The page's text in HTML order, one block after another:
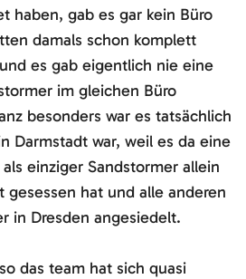
haben, gab es gar kein Büro
damals schon komplett
es gab eigentlich nie eine
im gleichen Büro
besonders war es tatsächlich
Darmstadt war, weil es da eine
einziger Sandstormer allein
gesessen hat und alle anderen
in Dresden angesiedelt.
das team hat sich quasi